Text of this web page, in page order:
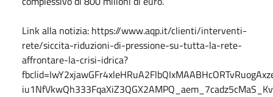
Link alla notizia: https://www.aqp.it/clienti/interventi-
rete/siccita-riduzioni-di-pressione-su-tutta-la-rete-
affrontare-la-crisi-idrica?